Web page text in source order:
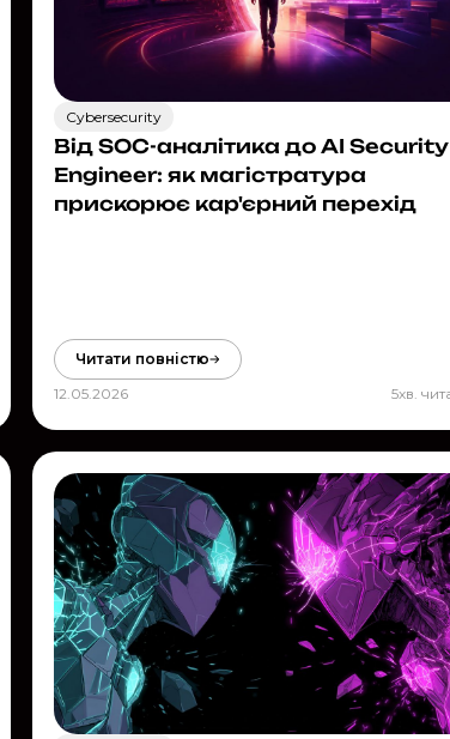
Cybersecurity
Від SOC-аналітика до AI Security
Engineer: як магістратура
прискорює кар'єрний перехід
Читати повністю
12.05.2026
5хв.